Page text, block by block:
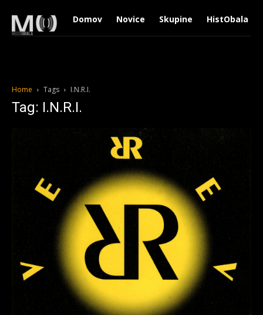
Domov Novice Skupine HistObala
Home Tags I.N.R.I.
Tag: I.N.R.I.